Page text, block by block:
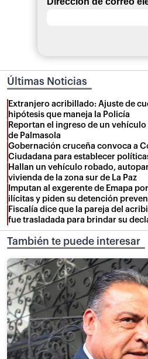
Últimas Noticias
Extranjero acribillado: Ajuste de
hipótesis que maneja la Policía
Reportan el ingreso de un
de Palmasola
Gobernación cruceña convoca a
Ciudadana para establecer
Hallan un vehículo robado,
vivienda de la zona sur de La Paz
Imputan al exgerente de Emapa
ilícitas y piden su detención
Fiscalía dice que la pareja del
fue trasladada para brindar su
También te puede interesar